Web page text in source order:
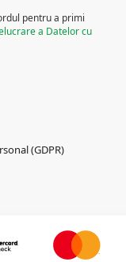
pentru a primi
a Datelor cu
(GDPR)